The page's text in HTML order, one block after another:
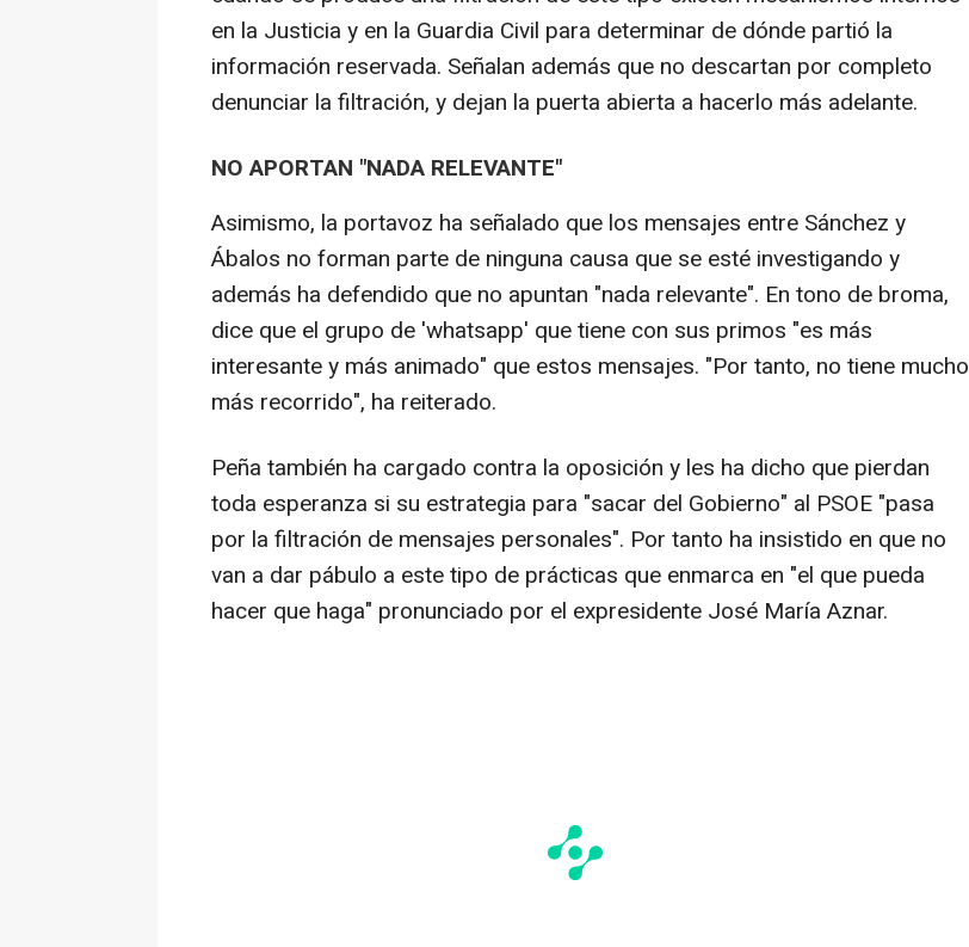
en la Justicia y en la Guardia Civil para determinar de dónde partió la
información reservada. Señalan además que no descartan por completo
denunciar la filtración, y dejan la puerta abierta a hacerlo más adelante.
NO APORTAN "NADA RELEVANTE"
Asimismo, la portavoz ha señalado que los mensajes entre Sánchez y
Ábalos no forman parte de ninguna causa que se esté investigando y
además ha defendido que no apuntan "nada relevante". En tono de broma,
dice que el grupo de 'whatsapp' que tiene con sus primos "es más
interesante y más animado" que estos mensajes. "Por tanto, no tiene mucho
más recorrido", ha reiterado.
Peña también ha cargado contra la oposición y les ha dicho que pierdan
toda esperanza si su estrategia para "sacar del Gobierno" al PSOE "pasa
por la filtración de mensajes personales". Por tanto ha insistido en que no
van a dar pábulo a este tipo de prácticas que enmarca en "el que pueda
hacer que haga" pronunciado por el expresidente José María Aznar.